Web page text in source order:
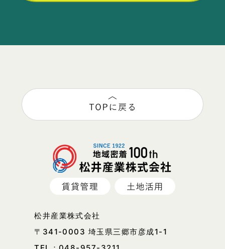
松井産業株式会社
〒341-0003 埼玉県三郷市彦成1-1